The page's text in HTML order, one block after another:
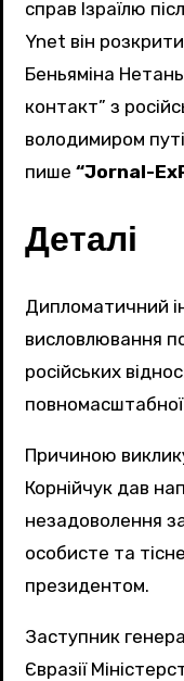
справ Ізраїлю
Ynet він
Беньяміна
контакт” з
володимиром
пише “Jornal-
Деталі
Дипломатичний
висловлювання
російських
повномасштабної
Причиною
Корнійчук дав
незадоволення
особисте та
президентом.
Заступник
Євразії